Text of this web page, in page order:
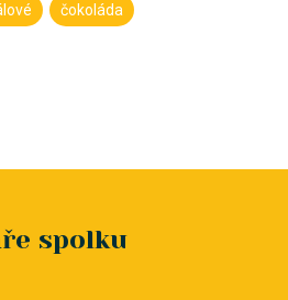
čokoláda
spolku